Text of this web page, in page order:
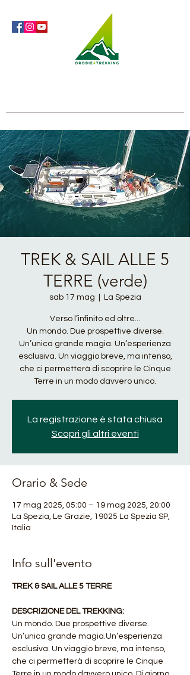
TREK & SAIL ALLE 5
TERRE (verde)
sab 17 mag La Spezia
Verso l’infinito ed oltre...
Un mondo. Due prospettive diverse.
Un’unica grande magia. Un’esperienza
esclusiva. Un viaggio breve, ma intenso,
che ci permetterà di scoprire le Cinque
Terre in un modo davvero unico.
La registrazione è stata chiusa
Scopri gli altri eventi
Orario & Sede
17 mag 2025, 05:00 – 19 mag 2025, 20:00
La Spezia, Le Grazie, 19025 La Spezia SP,
Italia
Info sull'evento
TREK & SAIL ALLE 5 TERRE
DESCRIZIONE DEL TREKKING:
Un mondo. Due prospettive diverse.
Un’unica grande magia.Un’esperienza
esclusiva. Un viaggio breve, ma intenso,
che ci permetterà di scoprire le Cinque